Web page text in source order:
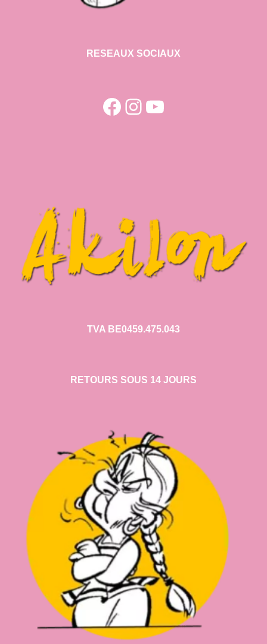
RESEAUX SOCIAUX
Facebook
Instagram
YouTube
TVA BE0459.475.043
RETOURS SOUS 14 JOURS